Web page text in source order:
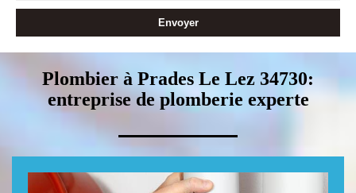
Plombier à Prades Le Lez 34730:
entreprise de plomberie experte